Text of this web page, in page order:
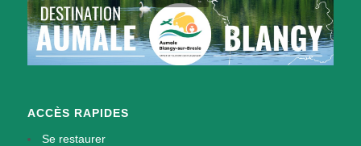
ACCÈS RAPIDES
Se restaurer